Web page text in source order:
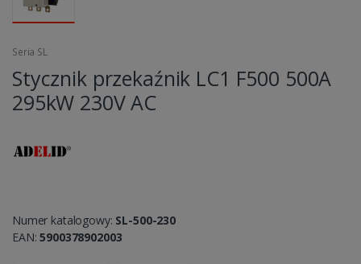
Seria SL
Stycznik przekaźnik LC1 F500 500A
295kW 230V AC
Numer katalogowy: SL-500-230
EAN:5900378902003